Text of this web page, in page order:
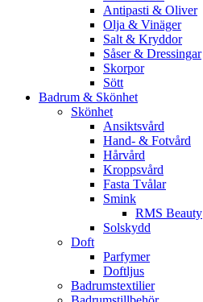
Antipasti & Oliver
Olja & Vinäger
Salt & Kryddor
Såser & Dressingar
Skorpor
Sött
Badrum & Skönhet
Skönhet
Ansiktsvård
Hand- & Fotvård
Hårvård
Kroppsvård
Fasta Tvålar
Smink
RMS Beauty
Solskydd
Doft
Parfymer
Doftljus
Badrumstextilier